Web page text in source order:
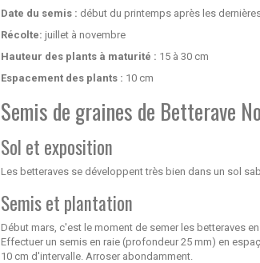
Date du semis : début du printemps après les
Récolte: juillet à novembre
Hauteur des plants à maturité : 15 à 30 cm
Espacement des plants : 10 cm
Semis de graines de Betterave
Sol et exposition
Les betteraves se développent très bien dans un sol
Semis et plantation
Début mars, c'est le moment de semer les betteraves
Effectuer un semis en raie (profondeur 25 mm) en
10 cm d'intervalle. Arroser abondamment.